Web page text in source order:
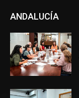
ANDALUCÍA